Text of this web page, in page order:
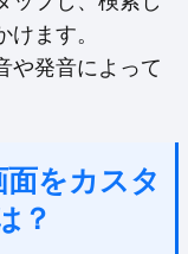
ます。
や発音によって
をカスタ
？